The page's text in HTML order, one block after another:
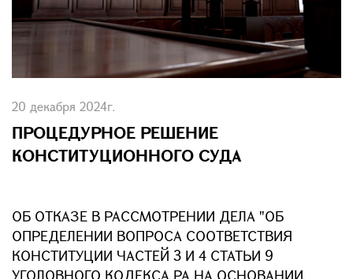
20 декабря 2024г.
ПРОЦЕДУРНОЕ РЕШЕНИЕ
КОНСТИТУЦИОННОГО СУДА
ОБ ОТКАЗЕ В РАССМОТРЕНИИ ДЕЛА "ОБ
ОПРЕДЕЛЕНИИ ВОПРОСА СООТВЕТСТВИЯ
КОНСТИТУЦИИ ЧАСТЕЙ 3 И 4 СТАТЬИ 9
УГОЛОВНОГО КОДЕКСА РА НА ОСНОВАНИИ